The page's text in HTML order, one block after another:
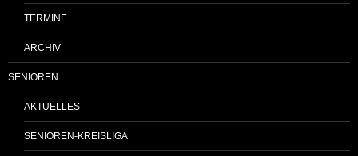
TERMINE
ARCHIV
SENIOREN
AKTUELLES
SENIOREN-KREISLIGA